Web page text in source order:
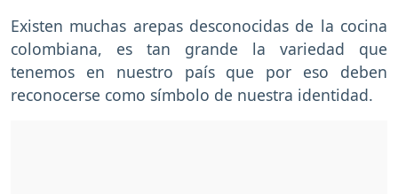
Existen muchas arepas desconocidas de la cocina
colombiana, es tan grande la variedad que
tenemos en nuestro país que por eso deben
reconocerse como símbolo de nuestra identidad.